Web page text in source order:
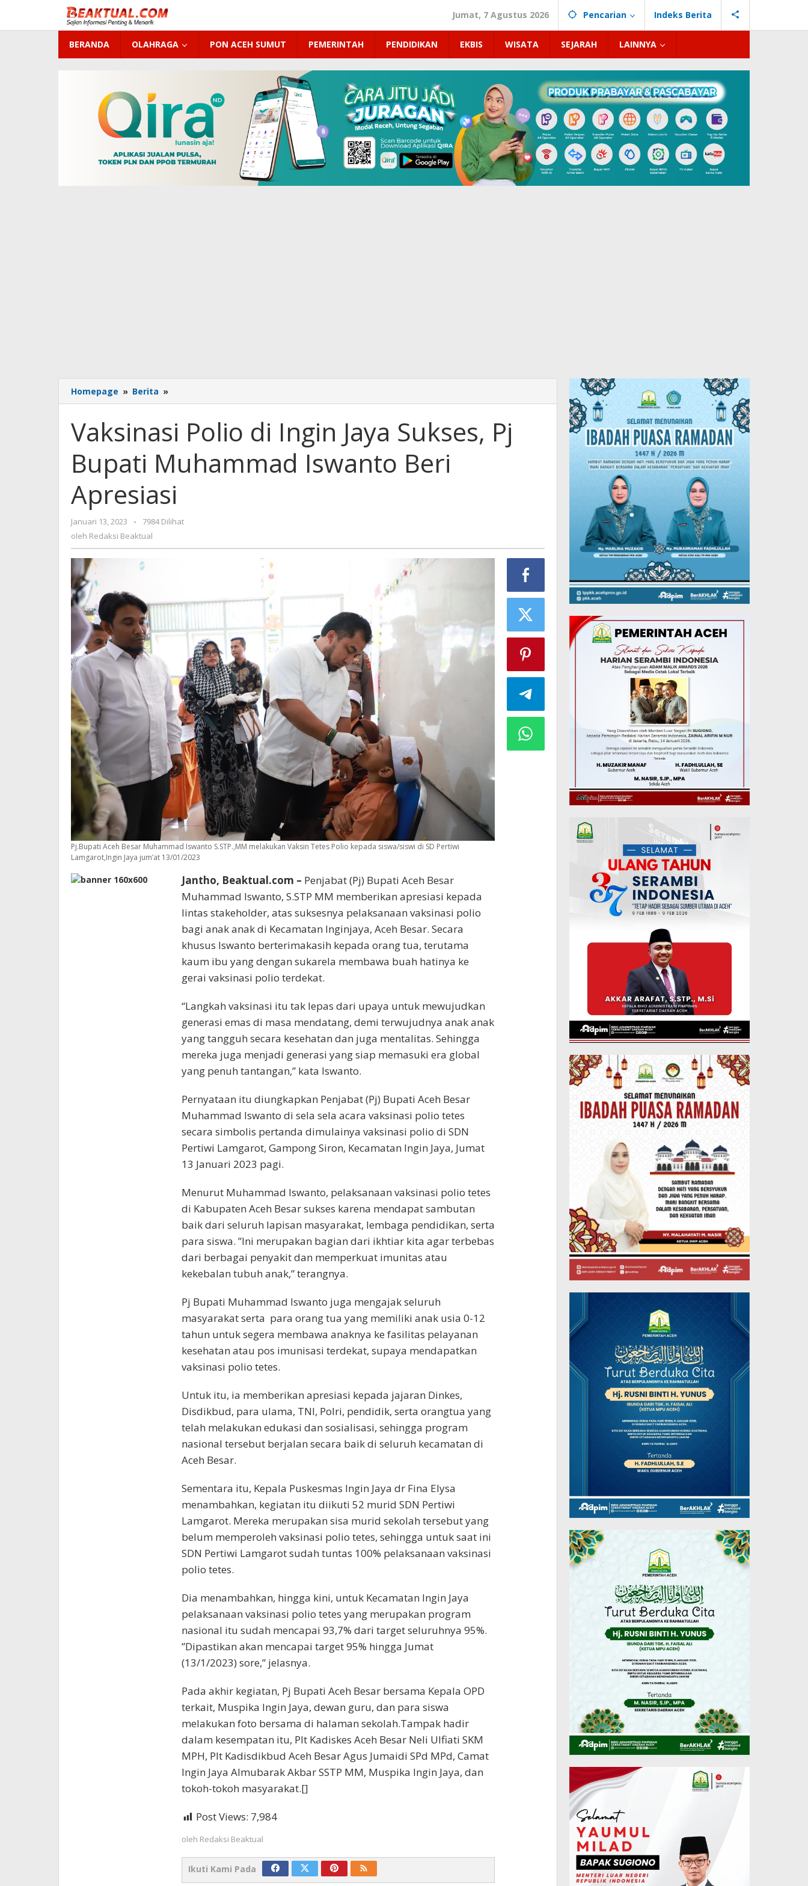
konten
Jumat, 7 Agustus 2026 Pencarian Indeks Berita
BERANDA OLAHRAGA PON ACEH SUMUT PEMERINTAH PENDIDIKAN EKBIS WISATA SEJARAH LAINNYA
Homepage » Berita »
Polio
Ingin
Jaya
Sukses,
Muhammad
Iswanto
Beri
Vaksinasi Polio di Ingin Jaya Sukses, Pj
Bupati Muhammad Iswanto Beri
Apresiasi
Januari 13, 2023
oleh
Redaksi
-
7984 Dilihat
oleh Redaksi Beaktual
Pj.Bupati Aceh Besar Muhammad Iswanto S.STP.,MM melakukan Vaksin Tetes Polio kepada siswa/siswi di SD Pertiwi
Lamgarot,Ingin Jaya jum’at 13/01/2023
Jantho, Beaktual.com – Penjabat (Pj) Bupati Aceh Besar
Muhammad Iswanto, S.STP MM memberikan apresiasi kepada
lintas stakeholder, atas suksesnya pelaksanaan vaksinasi polio
bagi anak anak di Kecamatan Inginjaya, Aceh Besar. Secara
khusus Iswanto berterimakasih kepada orang tua, terutama
kaum ibu yang dengan sukarela membawa buah hatinya ke
gerai vaksinasi polio terdekat.
“Langkah vaksinasi itu tak lepas dari upaya untuk mewujudkan
generasi emas di masa mendatang, demi terwujudnya anak anak
yang tangguh secara kesehatan dan juga mentalitas. Sehingga
mereka juga menjadi generasi yang siap memasuki era global
yang penuh tantangan,” kata Iswanto.
Pernyataan itu diungkapkan Penjabat (Pj) Bupati Aceh Besar
Muhammad Iswanto di sela sela acara vaksinasi polio tetes
secara simbolis pertanda dimulainya vaksinasi polio di SDN
Pertiwi Lamgarot, Gampong Siron, Kecamatan Ingin Jaya, Jumat
13 Januari 2023 pagi.
Menurut Muhammad Iswanto, pelaksanaan vaksinasi polio tetes
di Kabupaten Aceh Besar sukses karena mendapat sambutan
baik dari seluruh lapisan masyarakat, lembaga pendidikan, serta
para siswa. ”Ini merupakan bagian dari ikhtiar kita agar terbebas
dari berbagai penyakit dan memperkuat imunitas atau
kekebalan tubuh anak,” terangnya.
Pj Bupati Muhammad Iswanto juga mengajak seluruh
masyarakat serta para orang tua yang memiliki anak usia 0-12
tahun untuk segera membawa anaknya ke fasilitas pelayanan
kesehatan atau pos imunisasi terdekat, supaya mendapatkan
vaksinasi polio tetes.
Untuk itu, ia memberikan apresiasi kepada jajaran Dinkes,
Disdikbud, para ulama, TNI, Polri, pendidik, serta orangtua yang
telah melakukan edukasi dan sosialisasi, sehingga program
nasional tersebut berjalan secara baik di seluruh kecamatan di
Aceh Besar.
Sementara itu, Kepala Puskesmas Ingin Jaya dr Fina Elysa
menambahkan, kegiatan itu diikuti 52 murid SDN Pertiwi
Lamgarot. Mereka merupakan sisa murid sekolah tersebut yang
belum memperoleh vaksinasi polio tetes, sehingga untuk saat ini
SDN Pertiwi Lamgarot sudah tuntas 100% pelaksanaan vaksinasi
polio tetes.
Dia menambahkan, hingga kini, untuk Kecamatan Ingin Jaya
pelaksanaan vaksinasi polio tetes yang merupakan program
nasional itu sudah mencapai 93,7% dari target seluruhnya 95%.
”Dipastikan akan mencapai target 95% hingga Jumat
(13/1/2023) sore,” jelasnya.
Pada akhir kegiatan, Pj Bupati Aceh Besar bersama Kepala OPD
terkait, Muspika Ingin Jaya, dewan guru, dan para siswa
melakukan foto bersama di halaman sekolah.Tampak hadir
dalam kesempatan itu, Plt Kadiskes Aceh Besar Neli Ulfiati SKM
MPH, Plt Kadisdikbud Aceh Besar Agus Jumaidi SPd MPd, Camat
Ingin Jaya Almubarak Akbar SSTP MM, Muspika Ingin Jaya, dan
tokoh-tokoh masyarakat.[]
Post Views: 7,984
oleh Redaksi Beaktual
Ikuti Kami Pada